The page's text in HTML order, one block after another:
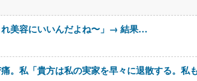
れ美容にいいんだよね〜」→ 結果…
。私「貴方は私の実家を早々に退散する。私